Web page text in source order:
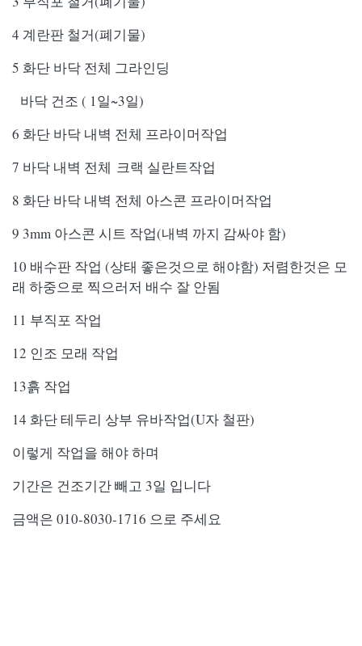
4 계란판 철거(폐기물)
5 화단 바닥 전체 그라인딩
바닥 건조 ( 1일~3일)
6 화단 바닥 내벽 전체 프라이머작업
7 바닥 내벽 전체 크랙 실란트작업
8 화단 바닥 내벽 전체 아스콘 프라이머작업
9 3mm 아스콘 시트 작업(내벽 까지 감싸야 함)
10 배수판 작업 (상태 좋은것으로 해야함) 저렴한것은 모
래 하중으로 찍으러저 배수 잘 안됨
11 부직포 작업
12 인조 모래 작업
13흙 작업
14 화단 테두리 상부 유바작업(U자 철판)
이렇게 작업을 해야 하며
기간은 건조기간 빼고 3일 입니다
금액은 010-8030-1716 으로 주세요